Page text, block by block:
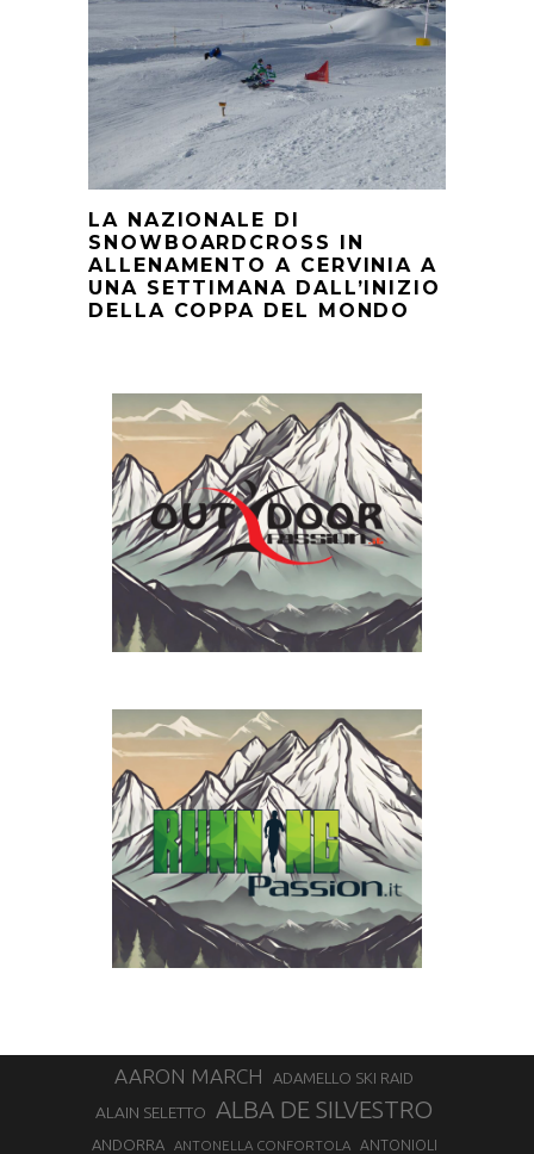
LA NAZIONALE DI
SNOWBOARDCROSS IN
ALLENAMENTO A CERVINIA A
UNA SETTIMANA DALL’INIZIO
DELLA COPPA DEL MONDO
AARON MARCH ADAMELLO SKI RAID
ALAIN SELETTO ALBA DE SILVESTRO
ANDORRA ANTONELLA CONFORTOLA ANTONIOLI